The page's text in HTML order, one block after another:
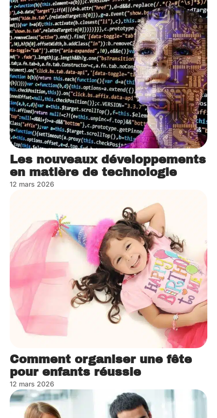
Les nouveaux développements
en matière de technologie
12 mars 2026
Comment organiser une fête
pour enfants réussie
12 mars 2026